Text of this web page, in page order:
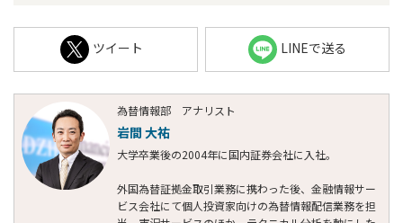
ツイート LINEで送る
為替情報部 アナリスト
岩間 大祐
大学卒業後の2004年に国内証券会社に入社。
外国為替証拠金取引業務に携わった後、金融情報サー
ビス会社にて個人投資家向けの為替情報配信業務を担